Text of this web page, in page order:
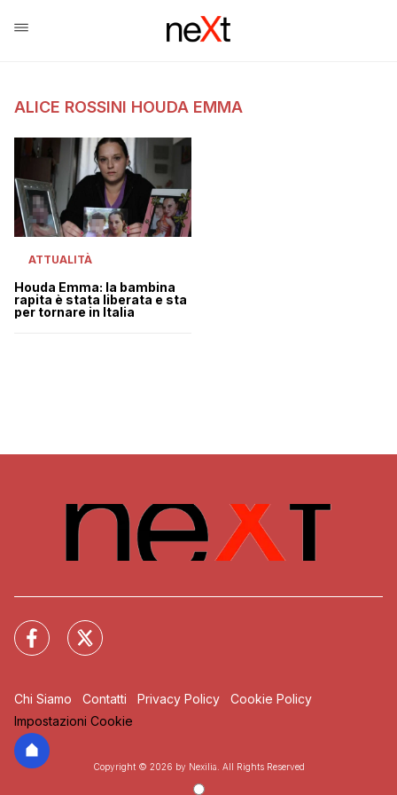
ALICE ROSSINI HOUDA EMMA
ATTUALITÀ
Houda Emma: la bambina
rapita è stata liberata e sta
per tornare in Italia
Chi Siamo Contatti Privacy Policy
Cookie Policy
Impostazioni Cookie
Copyright © 2026 by Nexilia. All Rights Reserved